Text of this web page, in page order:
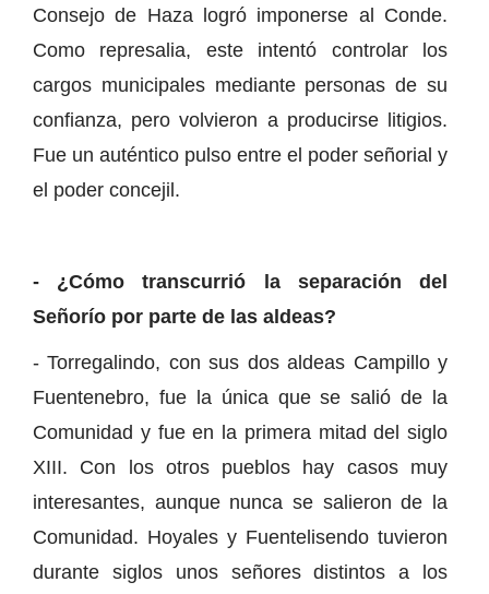
Consejo de Haza logró imponerse al Conde.
Como represalia, este intentó controlar los
cargos municipales mediante personas de su
confianza, pero volvieron a producirse litigios.
Fue un auténtico pulso entre el poder señorial y
el poder concejil.
- ¿Cómo transcurrió la separación del
Señorío por parte de las aldeas?
- Torregalindo, con sus dos aldeas Campillo y
Fuentenebro, fue la única que se salió de la
Comunidad y fue en la primera mitad del siglo
XIII. Con los otros pueblos hay casos muy
interesantes, aunque nunca se salieron de la
Comunidad. Hoyales y Fuentelisendo tuvieron
durante siglos unos señores distintos a los